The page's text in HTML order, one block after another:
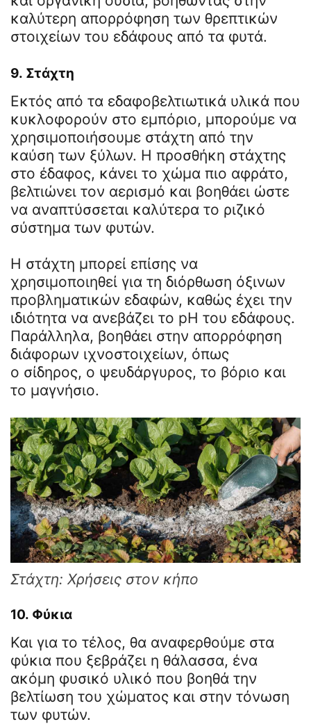
καλύτερη απορρόφηση των θρεπτικών
στοιχείων του εδάφους από τα φυτά.
9. Στάχτη
Εκτός από τα εδαφοβελτιωτικά υλικά που
κυκλοφορούν στο εμπόριο, μπορούμε να
χρησιμοποιήσουμε στάχτη από την
καύση των ξύλων. Η προσθήκη στάχτης
στο έδαφος, κάνει το χώμα πιο αφράτο,
βελτιώνει τον αερισμό και βοηθάει ώστε
να αναπτύσσεται καλύτερα το ριζικό
σύστημα των φυτών.
Η στάχτη μπορεί επίσης να
χρησιμοποιηθεί για τη διόρθωση όξινων
προβληματικών εδαφών, καθώς έχει την
ιδιότητα να ανεβάζει το pH του εδάφους.
Παράλληλα, βοηθάει στην απορρόφηση
διάφορων ιχνοστοιχείων, όπως
ο σίδηρος, ο ψευδάργυρος, το βόριο και
το μαγνήσιο.
Στάχτη: Χρήσεις στον κήπο
10. Φύκια
Και για το τέλος, θα αναφερθούμε στα
φύκια που ξεβράζει η θάλασσα, ένα
ακόμη φυσικό υλικό που βοηθά την
βελτίωση του χώματος και στην τόνωση
των φυτών.